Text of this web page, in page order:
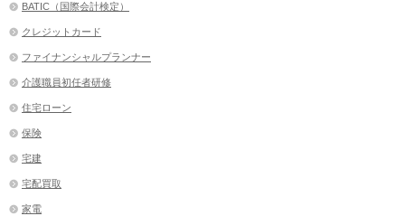
BATIC（国際会計検定）
クレジットカード
ファイナンシャルプランナー
介護職員初任者研修
住宅ローン
保険
宅建
宅配買取
家電